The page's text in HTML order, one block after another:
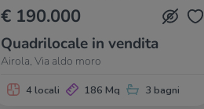
€ 190.000
Quadrilocale in vendita
Airola, Via aldo moro
4 locali 186 Mq 3 bagni